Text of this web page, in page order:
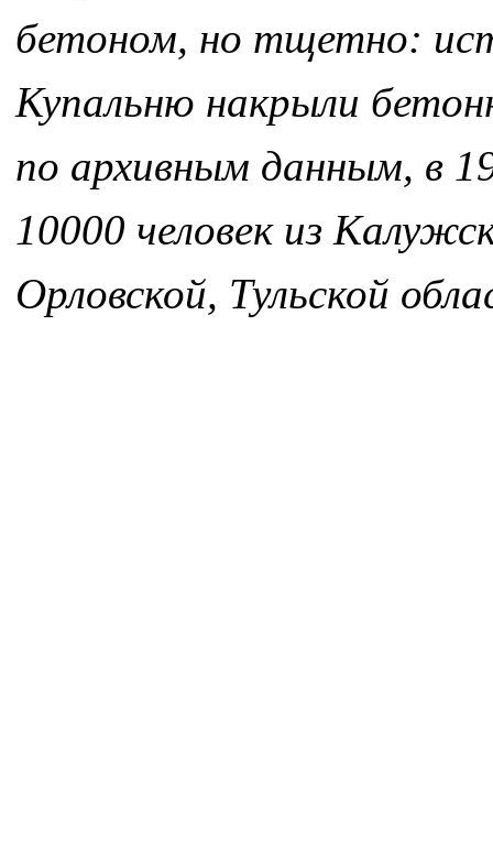
бетоном, но тщетно:
Купальню накрыли
по архивным данным, в
10000 человек из
Орловской, Тульской